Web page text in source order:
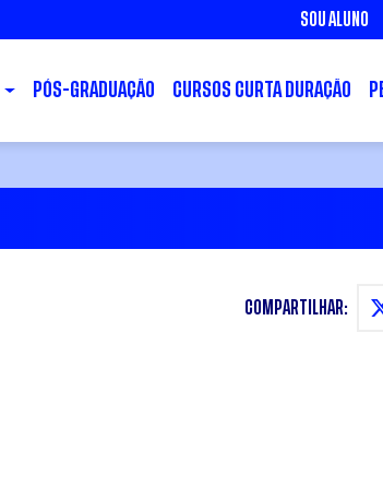
SOU ALUNO
PÓS-GRADUAÇÃO CURSOS CURTA DURAÇÃO
COMPARTILHAR: